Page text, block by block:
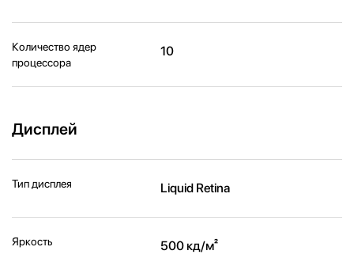
Количество ядер
процессора
10
Дисплей
Тип дисплея Liquid Retina
Яркость 500 кд/м²